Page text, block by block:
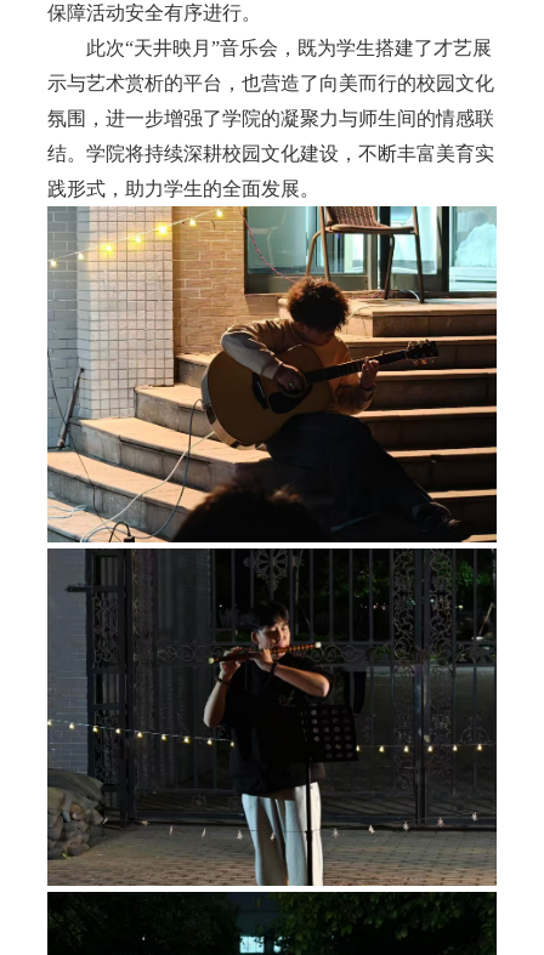
保障活动安全有序进行。
此次“天井映月”音乐会，既为学生搭建了才艺展
示与艺术赏析的平台，也营造了向美而行的校园文化
氛围，进一步增强了学院的凝聚力与师生间的情感联
结。学院将持续深耕校园文化建设，不断丰富美育实
践形式，助力学生的全面发展。